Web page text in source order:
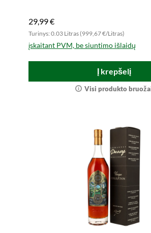
29,99 €
Turinys: 0.03 Litras (999,67 €/Litras)
įskaitant PVM, be siuntimo išlaidų
Į krepšelį
Visi produkto